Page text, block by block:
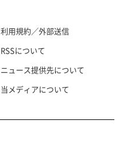
利用規約／外部送信
RSSについて
ニュース提供先について
当メディアについて